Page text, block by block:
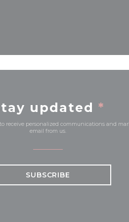
window))
updated *
receive personalized communications and
email from us.
SUBSCRIBE